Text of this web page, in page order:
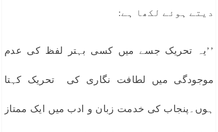
دیتے ہوئے لکھا ہے:
’’یہ تحریک جسے میں کسی بہتر لفظ کی عدم
موجودگی میں لطافت نگاری کی تحریک کہتا
ہوں۔پنجاب کی خدمت زبان و ادب میں ایک ممتاز